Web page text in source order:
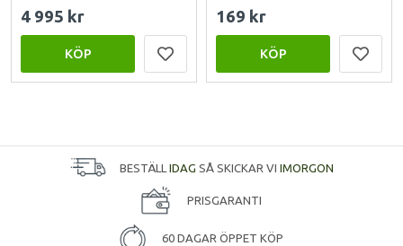
4 995 kr
KÖP
169 kr
KÖP
BESTÄLL IDAG SÅ SKICKAR VI IMORGON
PRISGARANTI
60 DAGAR ÖPPET KÖP